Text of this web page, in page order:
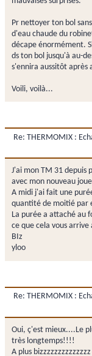
Pr nettoyer ton bol
d'eau chaude du
décape énormément.
ds ton bol jusqu'à au-
s'ennira aussitôt après
Voili, voilà...
Re: THERMOMIX :
J'ai mon TM 31 depuis
avec mon nouveau
A midi j'ai fait une
quantité de moitié par
La purée a attaché au
ce que cela vous arrive
BIz
yloo
Re: THERMOMIX :
Oui, ç'est mieux....Le
très longtemps!!!!
A plus bizzzzzzzzzzzzzz